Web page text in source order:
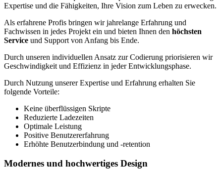
Expertise und die Fähigkeiten, Ihre Vision zum Leben zu erwecken.
Als erfahrene Profis bringen wir jahrelange Erfahrung und
Fachwissen in jedes Projekt ein und bieten Ihnen den höchsten
Service und Support von Anfang bis Ende.
Durch unseren individuellen Ansatz zur Codierung priorisieren wir
Geschwindigkeit und Effizienz in jeder Entwicklungsphase.
Durch Nutzung unserer Expertise und Erfahrung erhalten Sie
folgende Vorteile:
Keine überflüssigen Skripte
Reduzierte Ladezeiten
Optimale Leistung
Positive Benutzererfahrung
Erhöhte Benutzerbindung und -retention
Modernes und hochwertiges Design